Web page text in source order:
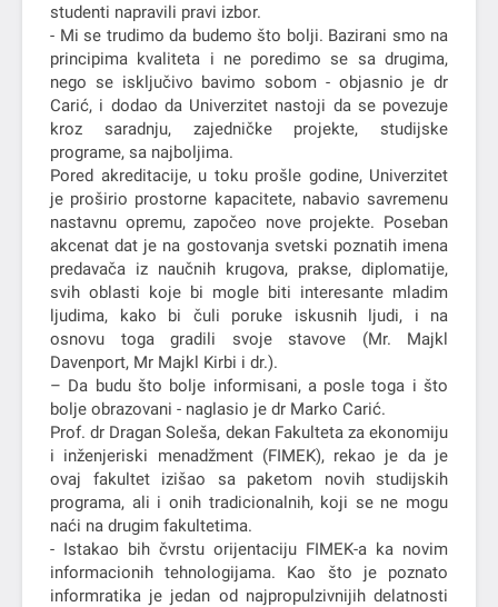
studenti napravili pravi izbor.
- Mi se trudimo da budemo što bolji. Bazirani smo na
principima kvaliteta i ne poredimo se sa drugima,
nego se isključivo bavimo sobom - objasnio je dr
Carić, i dodao da Univerzitet nastoji da se povezuje
kroz saradnju, zajedničke projekte, studijske
programe, sa najboljima.
Pored akreditacije, u toku prošle godine, Univerzitet
je proširio prostorne kapacitete, nabavio savremenu
nastavnu opremu, započeo nove projekte. Poseban
akcenat dat je na gostovanja svetski poznatih imena
predavača iz naučnih krugova, prakse, diplomatije,
svih oblasti koje bi mogle biti interesante mladim
ljudima, kako bi čuli poruke iskusnih ljudi, i na
osnovu toga gradili svoje stavove (Mr. Majkl
Davenport, Mr Majkl Kirbi i dr.).
– Da budu što bolje informisani, a posle toga i što
bolje obrazovani - naglasio je dr Marko Carić.
Prof. dr Dragan Soleša, dekan Fakulteta za ekonomiju
i inženjeriski menadžment (FIMEK), rekao je da je
ovaj fakultet izišao sa paketom novih studijskih
programa, ali i onih tradicionalnih, koji se ne mogu
naći na drugim fakultetima.
- Istakao bih čvrstu orijentaciju FIMEK-a ka novim
informacionih tehnologijama. Kao što je poznato
informratika je jedan od najpropulzivnijih delatnosti